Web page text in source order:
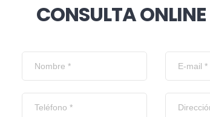
CONSULTA ONLINE